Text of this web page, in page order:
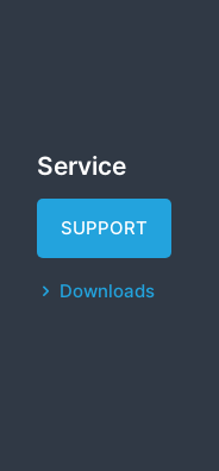
Service
SUPPORT
Downloads